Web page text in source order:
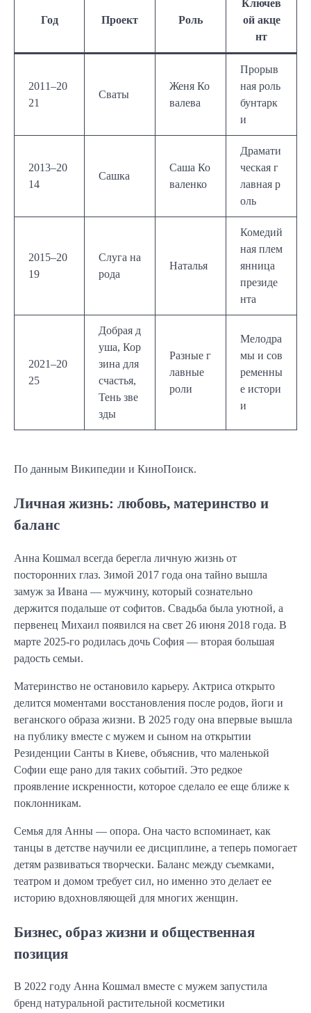
Год Проект Роль
Ключев
ой акце
нт
2011–20
21
Сваты
Женя Ко
валева
Прорыв
ная роль
бунтарк
и
2013–20
14
Сашка
Саша Ко
валенко
Драмати
ческая г
лавная р
оль
2015–20
19
Слуга на
рода
Наталья
Комедий
ная плем
янница
президе
нта
2021–20
25
Добрая д
уша, Кор
зина для
счастья,
Тень зве
зды
Разные г
лавные
роли
Мелодра
мы и сов
ременны
е истори
и
По данным Википедии и КиноПоиск.
Личная жизнь: любовь, материнство и
баланс
Анна Кошмал всегда берегла личную жизнь от
посторонних глаз. Зимой 2017 года она тайно вышла
замуж за Ивана — мужчину, который сознательно
держится подальше от софитов. Свадьба была уютной, а
первенец Михаил появился на свет 26 июня 2018 года. В
марте 2025-го родилась дочь София — вторая большая
радость семьи.
Материнство не остановило карьеру. Актриса открыто
делится моментами восстановления после родов, йоги и
веганского образа жизни. В 2025 году она впервые вышла
на публику вместе с мужем и сыном на открытии
Резиденции Санты в Киеве, объяснив, что маленькой
Софии еще рано для таких событий. Это редкое
проявление искренности, которое сделало ее еще ближе к
поклонникам.
Семья для Анны — опора. Она часто вспоминает, как
танцы в детстве научили ее дисциплине, а теперь помогает
детям развиваться творчески. Баланс между съемками,
театром и домом требует сил, но именно это делает ее
историю вдохновляющей для многих женщин.
Бизнес, образ жизни и общественная
позиция
В 2022 году Анна Кошмал вместе с мужем запустила
бренд натуральной растительной косметики